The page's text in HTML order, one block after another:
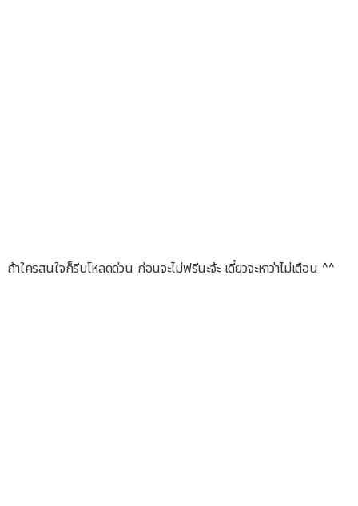
ถ้าใครสนใจก็รีบโหลดด่วน ก่อนจะไม่ฟรีนะจ้ะ เดี๋ยวจะหาว่าไม่เตือน ^^